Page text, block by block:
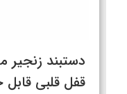
دستبند زنجیر
قفل قلبی